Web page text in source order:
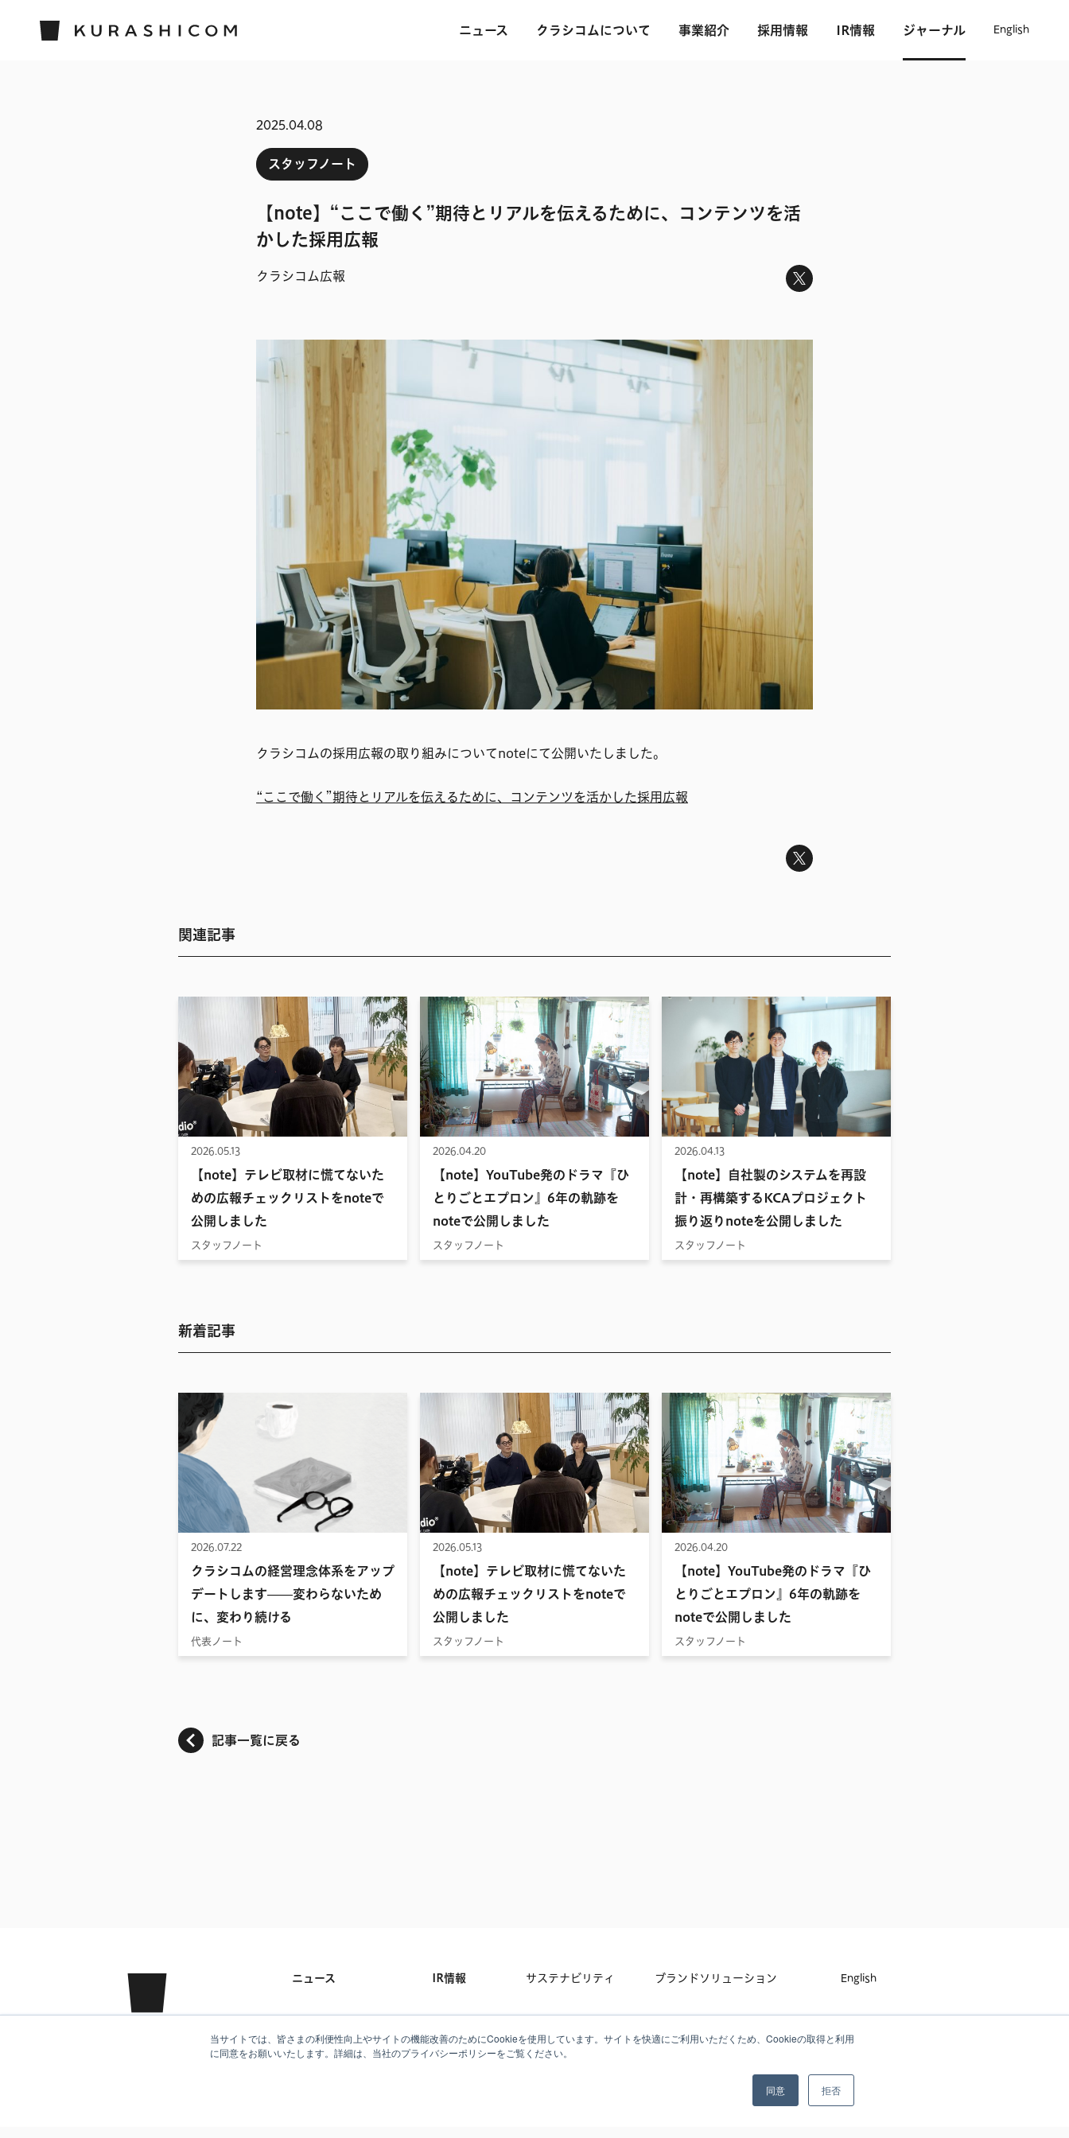
当サイトでは、皆さまの利便性向上やサイトの機能改善のためにCookieを使用しています。サイトを快適にご利用いただくため、Cookieの取得と利用
に同意をお願いいたします。詳細は、当社のプライバシーポリシーをご覧ください。
同意 拒否
ニュース クラシコムについて 事業紹介 採用情報 IR情報 ジャーナル English
2025.04.08
スタッフノート
【note】“ここで働く”期待とリアルを伝えるために、コンテンツを活
かした採用広報
クラシコム広報
クラシコムの採用広報の取り組みについてnoteにて公開いたしました。
“ここで働く”期待とリアルを伝えるために、コンテンツを活かした採用広報
関連記事
2026.05.13
【note】テレビ取材に慌てないた
めの広報チェックリストをnoteで
公開しました
スタッフノート
2026.04.20
【note】YouTube発のドラマ『ひ
とりごとエプロン』6年の軌跡を
noteで公開しました
スタッフノート
2026.04.13
【note】自社製のシステムを再設
計・再構築するKCAプロジェクト
振り返りnoteを公開しました
スタッフノート
新着記事
2026.07.22
クラシコムの経営理念体系をアップ
デートします——変わらないため
に、変わり続ける
代表ノート
2026.05.13
【note】テレビ取材に慌てないた
めの広報チェックリストをnoteで
公開しました
スタッフノート
2026.04.20
【note】YouTube発のドラマ『ひ
とりごとエプロン』6年の軌跡を
noteで公開しました
スタッフノート
記事一覧に戻る
ニュース IR情報 サステナビリティ ブランドソリューション English